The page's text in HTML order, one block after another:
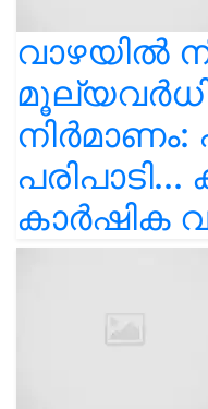
വാഴയിൽ
നിർമാണം:
കാർഷിക